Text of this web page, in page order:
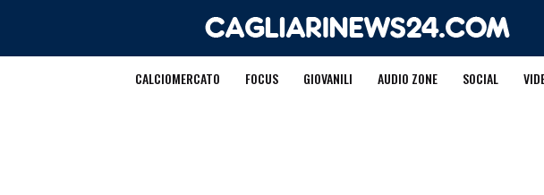
CALCIOMERCATO FOCUS GIOVANILI AUDIO ZONE SOCIAL